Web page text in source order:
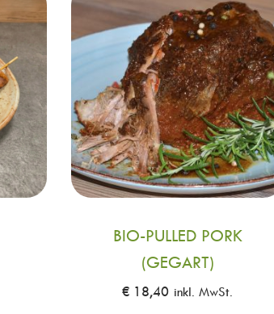
BIO-PULLED PORK
(GEGART)
€ 18,40 inkl. MwSt.